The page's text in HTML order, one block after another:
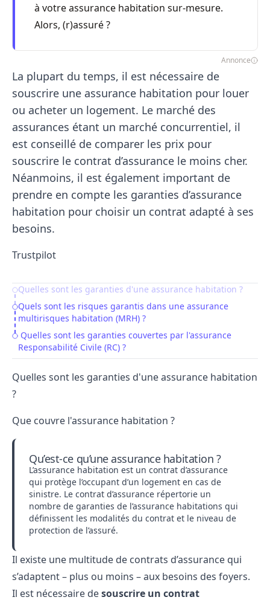
à votre assurance habitation sur-mesure.
Alors, (r)assuré ?
Annonce
La plupart du temps, il est nécessaire de
souscrire une assurance habitation pour louer
ou acheter un logement. Le marché des
assurances étant un marché concurrentiel, il
est conseillé de comparer les prix pour
souscrire le contrat d’assurance le moins cher.
Néanmoins, il est également important de
prendre en compte les garanties d’assurance
habitation pour choisir un contrat adapté à ses
besoins.
Trustpilot
Table of Contents
Quelles sont les garanties d'une assurance habitation ?
Quels sont les risques garantis dans une assurance
multirisques habitation (MRH) ?
‍ Quelles sont les garanties couvertes par l'assurance
Responsabilité Civile (RC) ?
Quelles sont les garanties d'une assurance habitation
?
Que couvre l'assurance habitation ?
Qu’est-ce qu’une assurance habitation ?
L’assurance habitation est un contrat d’assurance
qui protège l’occupant d’un logement en cas de
sinistre. Le contrat d’assurance répertorie un
nombre de garanties de l’assurance habitations qui
définissent les modalités du contrat et le niveau de
protection de l’assuré.
Il existe une multitude de contrats d’assurance qui
s’adaptent – plus ou moins – aux besoins des foyers.
Il est nécessaire desouscrire un contrat